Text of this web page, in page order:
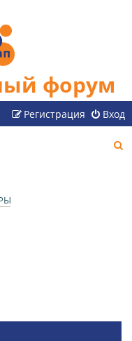
форум
Вход
Регистрация